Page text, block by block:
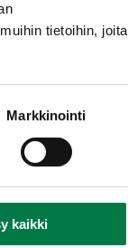
tietoihin, joita
Markkinointi
kaikki